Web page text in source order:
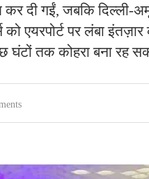
दी गईं, जबकि दिल्ली-
एयरपोर्ट पर लंबा
घंटों तक कोहरा बना रह